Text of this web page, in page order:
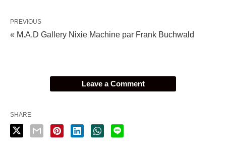
PREVIOUS
« M.A.D Gallery Nixie Machine par Frank Buchwald
Leave a Comment
SHARE